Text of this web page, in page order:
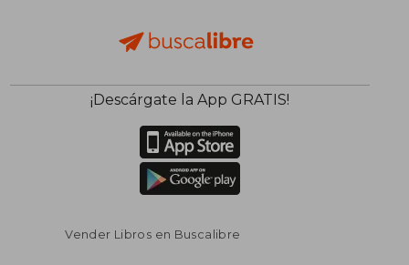
¡Descárgate la App GRATIS!
Vender Libros en Buscalibre